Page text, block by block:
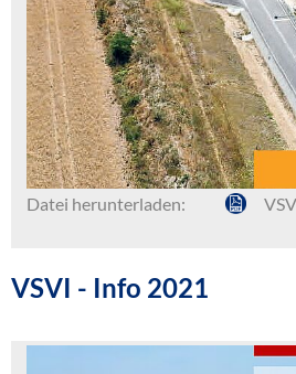
Datei herunterladen:
VSVI - Info 2021